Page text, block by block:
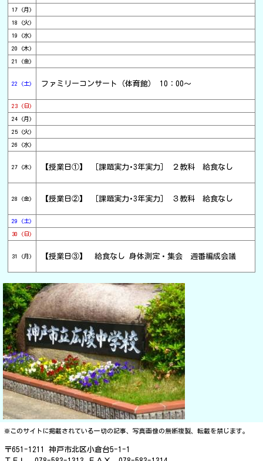
17 (月)
18 (火)
19 (水)
20 (木)
21 (金)
22 (土) ファミリーコンサート（体育館） 10：00～
23 (日)
24 (月)
25 (火)
26 (水)
27 (木) 【授業日①】 ［課題実力･3年実力］ ２教科 給食なし
28 (金) 【授業日②】 ［課題実力･3年実力］ ３教科 給食なし
29 (土)
30 (日)
31 (月) 【授業日③】 給食なし 身体測定・集会 週番編成会議
※このサイトに掲載されている一切の記事、写真画像の無断複製、転載を禁じます。
〒651-1211 神戸市北区小倉台5-1-1